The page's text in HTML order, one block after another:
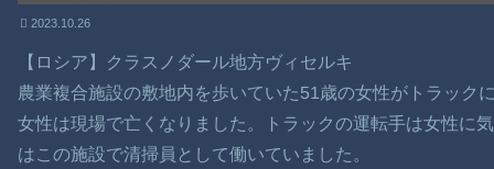
2023.10.26
【ロシア】クラスノダール地方ヴィセルキ
農業複合施設の敷地内を歩いていた51歳の女性がトラック
女性は現場で亡くなりました。トラックの運転手は女性に
はこの施設で清掃員として働いていました。